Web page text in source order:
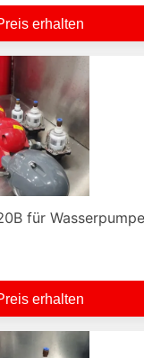
erhalten
für
erhalten